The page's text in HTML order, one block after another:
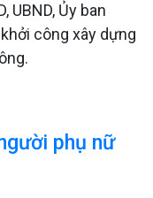
UBND, Ủy ban
công xây dựng
phụ nữ